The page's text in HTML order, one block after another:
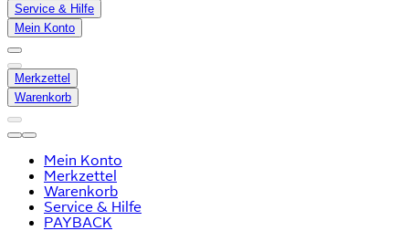
Service & Hilfe
Mein Konto
Merkzettel
Warenkorb
Mein Konto
Merkzettel
Warenkorb
Service & Hilfe
PAYBACK